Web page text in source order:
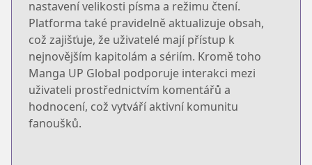
nastavení velikosti písma a režimu čtení.
Platforma také pravidelně aktualizuje obsah,
což zajišťuje, že uživatelé mají přístup k
nejnovějším kapitolám a sériím. Kromě toho
Manga UP Global podporuje interakci mezi
uživateli prostřednictvím komentářů a
hodnocení, což vytváří aktivní komunitu
fanoušků.